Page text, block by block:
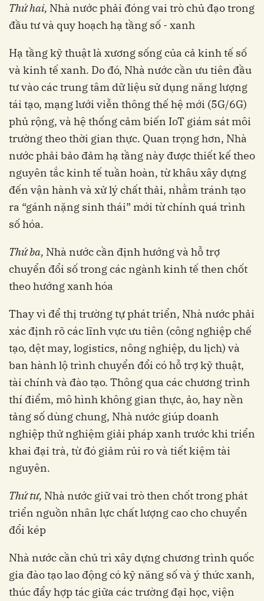
Thứ hai, Nhà nước phải đóng vai trò chủ đạo trong
đầu tư và quy hoạch hạ tầng số - xanh
Hạ tầng kỹ thuật là xương sống của cả kinh tế số
và kinh tế xanh. Do đó, Nhà nước cần ưu tiên đầu
tư vào các trung tâm dữ liệu sử dụng năng lượng
tái tạo, mạng lưới viễn thông thế hệ mới (5G/6G)
phủ rộng, và hệ thống cảm biến IoT giám sát môi
trường theo thời gian thực. Quan trọng hơn, Nhà
nước phải bảo đảm hạ tầng này được thiết kế theo
nguyên tắc kinh tế tuần hoàn, từ khâu xây dựng
đến vận hành và xử lý chất thải, nhằm tránh tạo
ra “gánh nặng sinh thái” mới từ chính quá trình
số hóa.
Thứ ba, Nhà nước cần định hướng và hỗ trợ
chuyển đổi số trong các ngành kinh tế then chốt
theo hướng xanh hóa
Thay vì để thị trường tự phát triển, Nhà nước phải
xác định rõ các lĩnh vực ưu tiên (công nghiệp chế
tạo, dệt may, logistics, nông nghiệp, du lịch) và
ban hành lộ trình chuyển đổi có hỗ trợ kỹ thuật,
tài chính và đào tạo. Thông qua các chương trình
thí điểm, mô hình không gian thực, ảo, hay nền
tảng số dùng chung, Nhà nước giúp doanh
nghiệp thử nghiệm giải pháp xanh trước khi triển
khai đại trà, từ đó giảm rủi ro và tiết kiệm tài
nguyên.
Thứ tư, Nhà nước giữ vai trò then chốt trong phát
triển nguồn nhân lực chất lượng cao cho chuyển
đổi kép
Nhà nước cần chủ trì xây dựng chương trình quốc
gia đào tạo lao động có kỹ năng số và ý thức xanh,
thúc đẩy hợp tác giữa các trường đại học, viện